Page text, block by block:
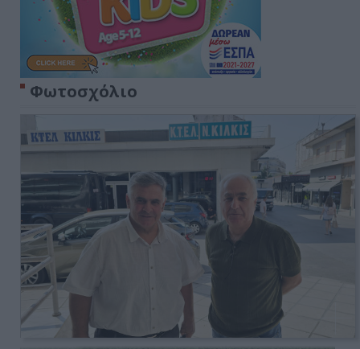
Φωτοσχόλιο